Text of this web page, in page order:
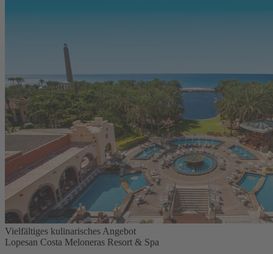
Vielfältiges kulinarisches Angebot
Lopesan Costa Meloneras Resort & Spa